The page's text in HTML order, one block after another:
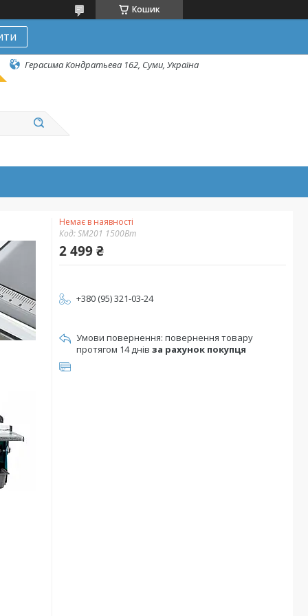
Кошик
Герасима Кондратьева 162, Суми, Україна
Немає в наявності
Код:SM201 1500Вт
2 499 ₴
+380 (95) 321-03-24
повернення товару
протягом 14 днів за рахунок покупця